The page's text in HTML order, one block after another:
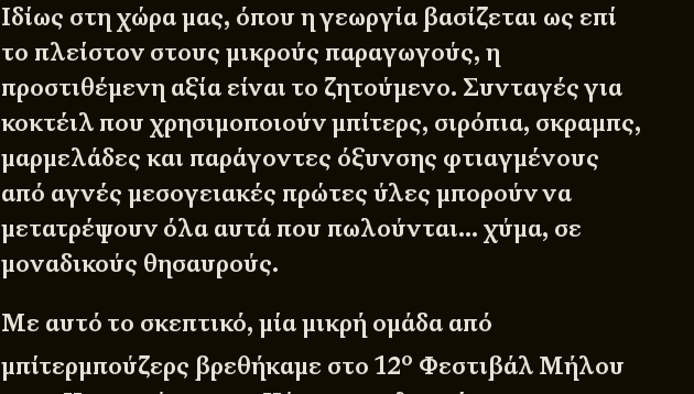
Ιδίως στη χώρα μας, όπου η γεωργία βασίζεται ως επί
το πλείστον στους μικρούς παραγωγούς, η
προστιθέμενη αξία είναι το ζητούμενο. Συνταγές για
κοκτέιλ που χρησιμοποιούν μπίτερς, σιρόπια, σκραμπς,
μαρμελάδες και παράγοντες όξυνσης φτιαγμένους
από αγνές μεσογειακές πρώτες ύλες μπορούν να
μετατρέψουν όλα αυτά που πωλούνται… χύμα, σε
μοναδικούς θησαυρούς.
Με αυτό το σκεπτικό, μία μικρή ομάδα από
μπίτερμπούζερς βρεθήκαμε στο 12ο Φεστιβάλ Μήλου